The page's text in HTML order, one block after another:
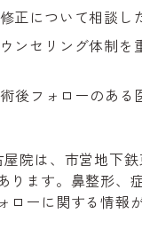
正について相談し
ンセリング体制を
後フォローのある
院は、市営地下
ります。鼻整形、
ローに関する情報